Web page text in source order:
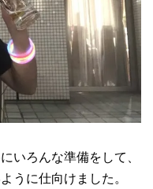
いろんな準備をして、
うに仕向けました。